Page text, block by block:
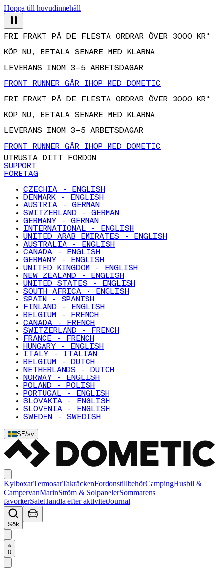
Hoppa till huvudinnehåll
FRI FRAKT PÅ DE FLESTA ORDRAR ÖVER 3000 KR*
KÖP NU, BETALA SENARE MED KLARNA
LEVERANS INOM 3–5 ARBETSDAGAR
FRONT RUNNER GÅR IHOP MED DOMETIC
FRI FRAKT PÅ DE FLESTA ORDRAR ÖVER 3000 KR*
KÖP NU, BETALA SENARE MED KLARNA
LEVERANS INOM 3–5 ARBETSDAGAR
FRONT RUNNER GÅR IHOP MED DOMETIC
UTRUSTA DITT FORDON
SUPPORT
FÖRETAG
CZECHIA - ENGLISH
DENMARK - ENGLISH
AUSTRIA - GERMAN
SWITZERLAND - GERMAN
GERMANY - GERMAN
INTERNATIONAL - ENGLISH
UNITED ARAB EMIRATES - ENGLISH
AUSTRALIA - ENGLISH
CANADA - ENGLISH
GERMANY - ENGLISH
UNITED KINGDOM - ENGLISH
NEW ZEALAND - ENGLISH
UNITED STATES - ENGLISH
SOUTH AFRICA - ENGLISH
SPAIN - SPANISH
FINLAND - ENGLISH
BELGIUM - FRENCH
CANADA - FRENCH
SWITZERLAND - FRENCH
FRANCE - FRENCH
HUNGARY - ENGLISH
ITALY - ITALIAN
BELGIUM - DUTCH
NETHERLANDS - DUTCH
NORWAY - ENGLISH
POLAND - POLISH
PORTUGAL - ENGLISH
SLOVAKIA - ENGLISH
SLOVENIA - ENGLISH
SWEDEN - SWEDISH
SE/sv
KylboxarTermosarTakräckenFordonstillbehörCampingHusbil &
CampervanMarinStröm & SolpanelerSommarens
favoriterSaleHandla efter aktivitetJournal
Sök
0